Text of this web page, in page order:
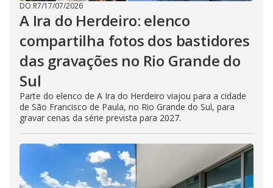
DO R7/17/07/2026
A Ira do Herdeiro: elenco
compartilha fotos dos bastidores
das gravações no Rio Grande do
Sul
Parte do elenco de A Ira do Herdeiro viajou para a cidade
de São Francisco de Paula, no Rio Grande do Sul, para
gravar cenas da série prevista para 2027.